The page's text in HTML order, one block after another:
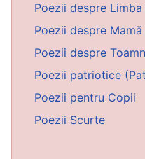
Poezii despre Limba
Poezii despre Mamă
Poezii despre
Poezii patriotice
Poezii pentru Copii
Poezii Scurte